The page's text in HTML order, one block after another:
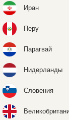
Иран
Перу
Парагвай
Нидерланды
Словения